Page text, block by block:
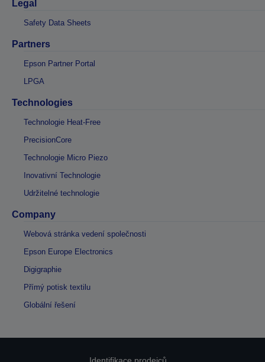
Legal
Safety Data Sheets
Partners
Epson Partner Portal
LPGA
Technologies
Technologie Heat-Free
PrecisionCore
Technologie Micro Piezo
Inovativní Technologie
Udržitelné technologie
Company
Webová stránka vedení společnosti
Epson Europe Electronics
Digigraphie
Přímý potisk textilu
Globální řešení